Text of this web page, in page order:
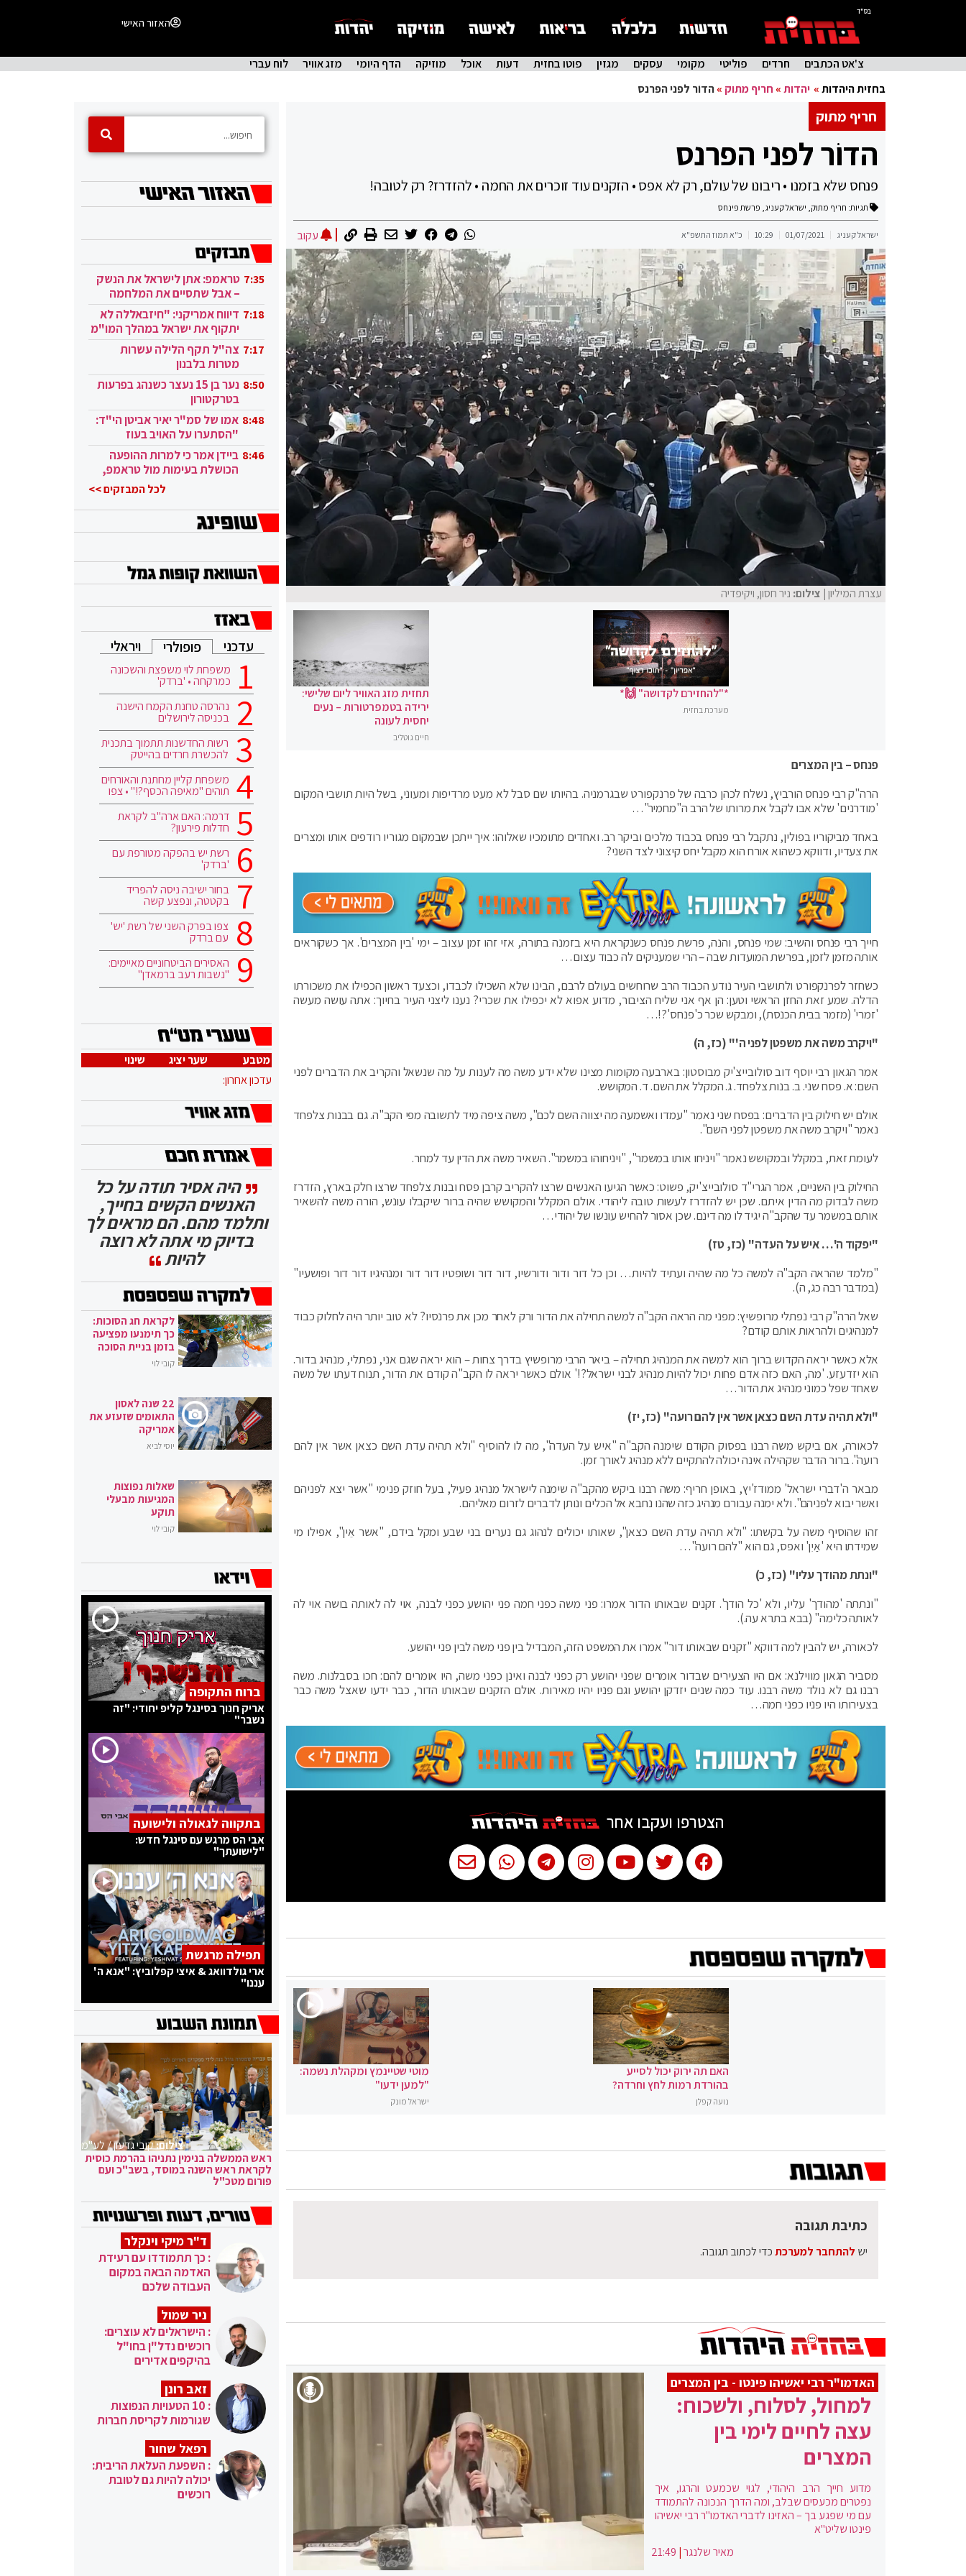
בס"ד
האזור האישי
צ'אט הכתבים חרדים פוליטי מקומי עסקים מגזין פוטו בחזית דעות אוכל מוזיקה הדף היומי מזג אוויר
לוח עברי
בחזית היהדות» יהדות» חריף מתוק »הדוֹר לפני הפרנס
חריף מתוק
הדוֹר לפני הפרנס
פנחס שלא בזמנו • ריבונו של עולם, רק לא אפס • הזקנים עוד זוכרים את החמה • להזדרז? רק לטובה!
תגיות: חריף מתוק, ישראל קעניג, פרשת פינחס
ישראל קעניג 01/07/2021
10:29 כ"א תמוז התשפ"א עקוב
עצרת המיליון| צילום: ניר חסון, ויקיפדיה
*"להחזירם לקדושה" 🙌*
מערכת בחזית
תחזית מזג האוויר ליום שלישי:
ירידה בטמפרטורות – נעים
יחסית לעונה
חיים גוטליב
פנחס – בין המצרים
הרה"ק רבי פנחס הורביץ, נשלח לכהן כרבה של פרנקפורט שבגרמניה. בהיותו שם סבל לא מעט מרדיפות ומעוני, בשל היות תושבי המקום
'מודרנים' שלא אבו לקבל את מרותו של הרב ה"מחמיר"…
באחד מביקוריו בפולין, נתקבל רבי פנחס בכבוד מלכים וביקר רב. ואחדים מתומכיו שאלוהו: איך ייתכן שבמקום מגוריו רודפים אותו ומצרים
את צעדיו, ודווקא כשהוא אורח הוא מקבל יחס קיצוני לצד השני?
חייך רבי פנחס והשיב: שמי פנחס, והנה, פרשת פנחס כשנקראת היא בזמנה בתורה, אזי זהו זמן עצוב – ימי 'בין המצרים'. אך כשקוראים
אותה מזמן לזמן, בפרשת המועדות שבה – הרי שמעניקים לה כבוד עצום…
כשחזר לפרנקפורט ולתושבי העיר נודע הכבוד הרב שרוחשים בעולם לרבם, הבינו שלא השכילו לכבדו, וכצעד ראשון הכפילו את משכורתו
הדלה. שמע זאת החזן הראשי וטען: הן אף אני שליח הציבור, מדוע אפוא לא יכפילו את שכרי? נענו ליצני העיר בחיוך: אתה עושה מעשה
'זמרי' (מזמר בבית הכנסת), ומבקש שכר כ'פנחס'?!…
"ויקרב משה את משפטן לפני ה'" (כז, ה)
אמר הגאון רבי יוסף דוב סולובייצ'יק מבוסטון: בארבעה מקומות מצינו שלא ידע משה מה לענות על מה שנשאל והקריב את הדברים לפני
השם: א. פסח שני. ב. בנות צלפחד. ג. המקלל את השם. ד. המקושש.
אולם יש חילוק בין הדברים: בפסח שני נאמר "עמדו ואשמעה מה יצווה השם לכם", משה ציפה מיד לתשובה מפי הקב"ה. גם בבנות צלפחד
נאמר "ויקרב משה את משפטן לפני השם".
לעומת זאת, במקלל ובמקושש נאמר "ויניחו אותו במשמר", "ויניחוהו במשמר". השאיר משה את הדין עד למחר.
החילוק בין השניים, אמר הגרי"ד סולובייצ'יק, פשוט: כאשר הגיעו האנשים שרצו להקריב קרבן פסח ובנות צלפחד שרצו חלק בארץ, הזדרז
משה לבדוק מה הדין איתם. שכן יש להזדרז לעשות טובה ליהודי. אולם המקלל והמקושש שהיה ברור שיקבלו עונש, הורה משה להשאיר
אותם במשמר עד שהקב"ה יגיד לו מה דינם. שכן אסור להחיש עונשו של יהודי…
"יפקוד ה'… איש על העדה" (כז, טז)
"מלמד שהראה הקב"ה למשה כל מה שהיה ועתיד להיות… וכן כל דור ודור ודורשיו, דור דור ושופטיו דור דור ומנהיגיו דור דור ופושעיו"
(במדבר רבה כג, ה).
שאל הרה"ק רבי נפתלי מרופשיץ: מפני מה הראה הקב"ה למשה תחילה את הדור ורק לאחר מכן את פרנסיו? לא טוב יותר היה לחלוק כבוד
למנהיגים ולהראות אותם קודם?
אלא כאשר יראה הקדוש ברוך הוא למשה את המנהיג תחילה – ביאר הרבי מרופשיץ בדרך צחות – הוא יראה שגם אני, נפתלי, מנהיג בדור.
הוא יזדעזע. 'מה, האם כזה אדם פחות יכול להיות מנהיג לבני ישראל?!' אולם כאשר יראה לו הקב"ה קודם את הדור, תנוח דעתו של משה
שאחד שפל כמוני מנהיג את הדור…
"ולא תהיה עדת השם כצאן אשר אין להם רועה" (כז, יז)
לכאורה, אם ביקש משה רבנו בפסוק הקודם שימנה הקב"ה "איש על העדה", מה לו להוסיף "ולא תהיה עדת השם כצאן אשר אין להם
רועה". ברור הדבר שקהילה אינה יכולה להתקיים ללא מנהיג לאורך זמן.
מבאר ה'דברי ישראל' ממודז'יץ, באופן חריף: משה רבנו ביקש מהקב"ה שימנה לישראל מנהיג פעיל, בעל חוזק פנימי "אשר יצא לפניהם
ואשר יבוא לפניהם". ולא ימנה עבורם מנהיג כזה שהנו נחבא אל הכלים ונותן לדברים לזרום מאליהם.
זהו שהוסיף משה על בקשתו: "ולא תהיה עדת השם כצאן", שאותו יכולים לנהוג גם נערים בני שבע ומקל בידם, "אשר אֵין", אפילו מי
שמידתו היא 'אַיִן' ואפס, גם הוא "להם רועה"…
"ונתת מהודך עליו" (כז, כ)
"ונתתה 'מהודך' עליו, ולא 'כל הודך'. זקנים שבאותו הדור אמרו: פני משה כפני חמה פני יהושע כפני לבנה, אוי לה לאותה בושה אוי לה
לאותה כלימה" (בבא בתרא עה.).
לכאורה, יש להבין למה דווקא "זקנים שבאותו דור" אמרו את המשפט הזה, המבדיל בין פני משה לבין פני יהושע.
מסביר הגאון מווילנא: אם היו הצעירים שבדור אומרים שפני יהושע רק כפני לבנה ואינן כפני משה, היו אומרים להם: חכו בסבלנות. משה
רבנו גם לא נולד משה רבנו. עוד כמה שנים יזדקן יהושע וגם פניו יהיו מאירות. אולם הזקנים שבאותו הדור, כבר ידעו שאצל משה כבר
בצעירותו היו פניו כפני חמה…
הצטרפו ועקבו אחר
האם תה ירוק יכול לסייע
בהורדת רמות לחץ וחרדה?
נועה קפלן
מוטי שטיינמץ ומקהלת נשמה:
"למען ידעו"
ישראל מונק
כתיבת תגובה
יש להתחבר למערכתכדי לכתוב תגובה.
האדמו"ר רבי יאשיהו פינטו - בין המצרים
למחול, לסלוח, ולשכוח:
עצה לחיים לימי בין
המצרים
מדוע חייך הרב היהודי, לגוי שכמעט והרגו, איך
נפטרים מכעסים שבלב, ומה הדרך הנכונה להתמודד
עם מי שפגע בך – האזינו לדברי האדמו"ר רבי יאשיהו
פינטו שליט"א
מאיר שלנגר|
21:49
7:35 טראמפ: אתן לישראל את הנשק
– אבל שתסיים את המלחמה
בעזה 7:18 דיווח אמריקני: "חיזבאללה לא
יתקוף את ישראל במהלך המו"מ
בקטאר" 7:17 צה"ל תקף הלילה עשרות
מטרות בלבנון
8:50
נער בן 15 נעצר כשנהג בפרעות
בטרקטורון
8:48 אמו של סמ"ר יאיר אביטן הי"ד:
"הסתערו על האויב בעוז
ובגבורה" 8:46 ביידן אמר כי למרות ההופעה
הכושלת בעימות מול טראמפ,
לכל המבזקים >>
עדכני פופולרי ויראלי
משפחת לוי משפצת והשכונה
כמרקחה • 'ברדק'
נהרסה טחנת הקמח הישנה
בכניסה לירושלים
רשות החדשנות תתמוך בתכנית
להכשרת חרדים בהייטק
משפחת קליין מחתנת והאורחים
תוהים "מאיפה הכסף?!" • צפו
דרמה: האם ארה"ב לקראת
חדלות פירעון?
רשת יש בהפקה מטורפת עם
'ברדק'
בחור ישיבה ניסה להפריד
בקטטה, ונפצע קשה
צפו בפרק השני של רשת 'יש'
עם ברדק
האסירים הביטחוניים מאיימים:
"נשבות רעב ברמאדן"
מטבע שער יציג
שינוי
עדכון אחרון:
היה אסיר תודה על כל
האנשים הקשים בחייך,
ותלמד מהם. הם מראים לך
בדיוק מי אתה לא רוצה
להיות
לקראת חג הסוכות:
כך תימנעו מפציעה
בזמן בניית הסוכה
קובי לוי
22 שנה לאסון
התאומים שזעזע את
אמריקה
יוסי לביא
שאלות נפוצות
המגיעות מבעלי
תוקע
קובי לוי
ברוח התקופה
אריק חנוך בסינגל קליפ יחודי: "זה
נשבר"
בתקווה לגאולה ולישועה
אבי הס מרגש עם סינגל חדש:
"לישועתך"
תפילה מרגשת
ארי גולדוואג & איצי קפלוביץ: "אנא ה'
עננו"
צילום:קובי גדעון / לע"מ
ראש הממשלה בנימין נתניהו בהרמת כוסית
לקראת ראש השנה במוסד, בשב"כ ועם
פורום מטכ"ל
ד"ר מיקי וינקלר
: כך תתמודדו עם רעידת
האדמה הבאה במקום
העבודה שלכם
ניר שמול
: הישראלים לא עוצרים:
רוכשים נדל"ן בחו"ל
בהיקפים אדירים
זאב רונן
: 10 הטעויות הנפוצות
שגורמות לקריסת חברות
רפאל שחור
: השפעת העלאת הריבית:
יכולה להיות גם לטובת
רוכשים